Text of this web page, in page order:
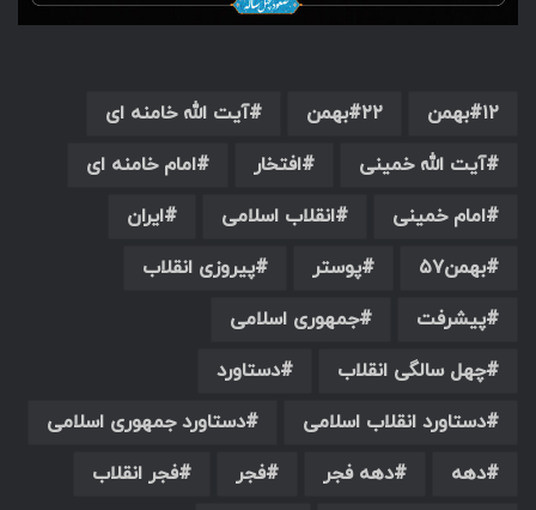
۱۲بهمن ۲۲بهمن
آیت الله خامنه ای
آیت الله خمینی
افتخار
امام خامنه ای
امام خمینی
انقلاب اسلامی
ایران
بهمن۵۷
پوستر
پیروزی انقلاب
پیشرفت
جمهوری اسلامی
چهل سالگی انقلاب
دستاورد
دستاورد انقلاب اسلامی
دستاورد جمهوری اسلامی
دهه
دهه فجر فجر
فجر انقلاب